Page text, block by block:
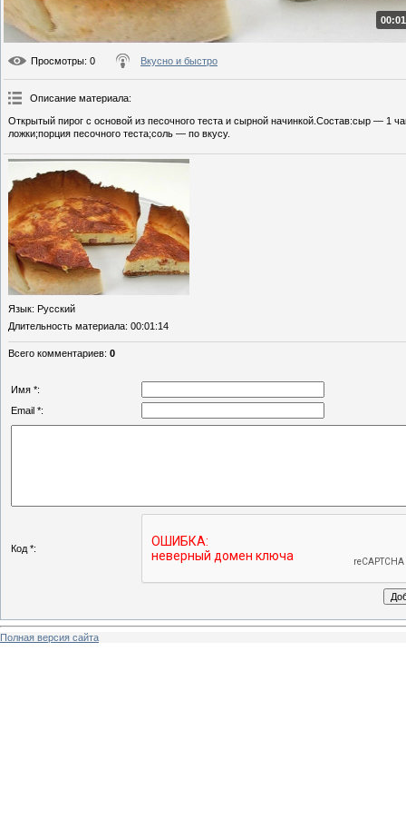
Просмотры: 0 Вкусно и быстро
Описание материала:
Открытый пирог с основой из песочного теста и сырной начинкой.Состав:сыр —
ложки;порция песочного теста;соль — по вкусу.
Язык: Русский
Длительность материала: 00:01:14
Всего комментариев: 0
Имя *:
Email *:
Код *:
Полная версия сайта